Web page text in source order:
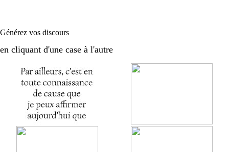
Générez vos discours
en cliquant d'une case à l'autre